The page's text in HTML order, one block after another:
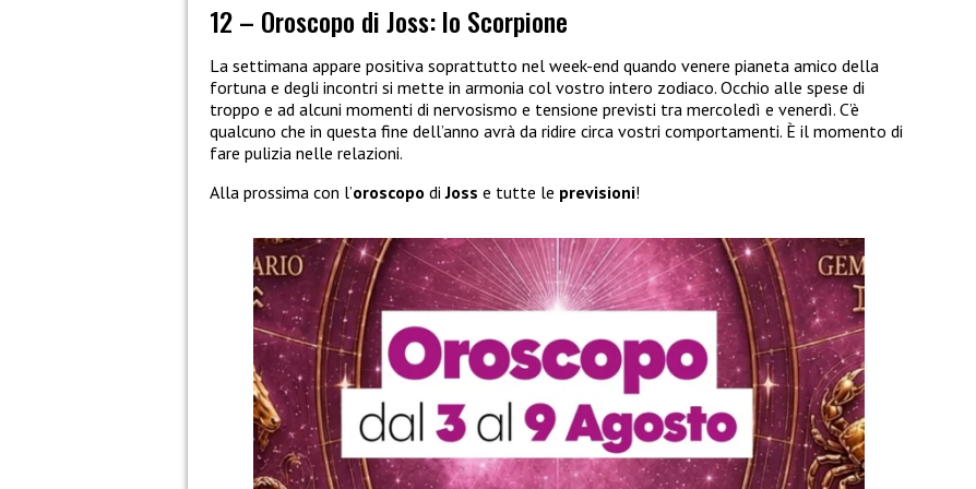
12 – Oroscopo di Joss: lo Scorpione
La settimana appare positiva soprattutto nel week-end quando venere pianeta amico della
fortuna e degli incontri si mette in armonia col vostro intero zodiaco. Occhio alle spese di
troppo e ad alcuni momenti di nervosismo e tensione previsti tra mercoledì e venerdì. C’è
qualcuno che in questa fine dell’anno avrà da ridire circa vostri comportamenti. È il momento di
fare pulizia nelle relazioni.
Alla prossima con l’oroscopo diJoss e tutte le previsioni!